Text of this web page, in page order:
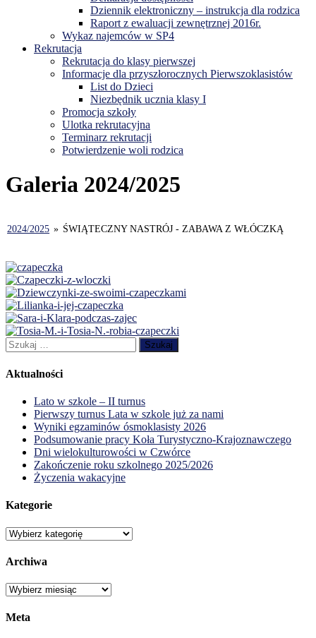
Dziennik elektroniczny – instrukcja dla rodzica
Raport z ewaluacji zewnętrznej 2016r.
Wykaz najemców w SP4
Rekrutacja
Rekrutacja do klasy pierwszej
Informacje dla przyszłorocznych Pierwszoklasistów
List do Dzieci
Niezbędnik ucznia klasy I
Promocja szkoły
Ulotka rekrutacyjna
Terminarz rekrutacji
Potwierdzenie woli rodzica
Galeria 2024/2025
2024/2025 » ŚWIĄTECZNY NASTRÓJ - ZABAWA Z WŁÓCZKĄ
Szukaj:
Aktualności
Lato w szkole – II turnus
Pierwszy turnus Lata w szkole już za nami
Wyniki egzaminów ósmoklasisty 2026
Podsumowanie pracy Koła Turystyczno-Krajoznawczego
Dni wielokulturowości w Czwórce
Zakończenie roku szkolnego 2025/2026
Życzenia wakacyjne
Kategorie
Kategorie
Archiwa
Archiwa
Meta